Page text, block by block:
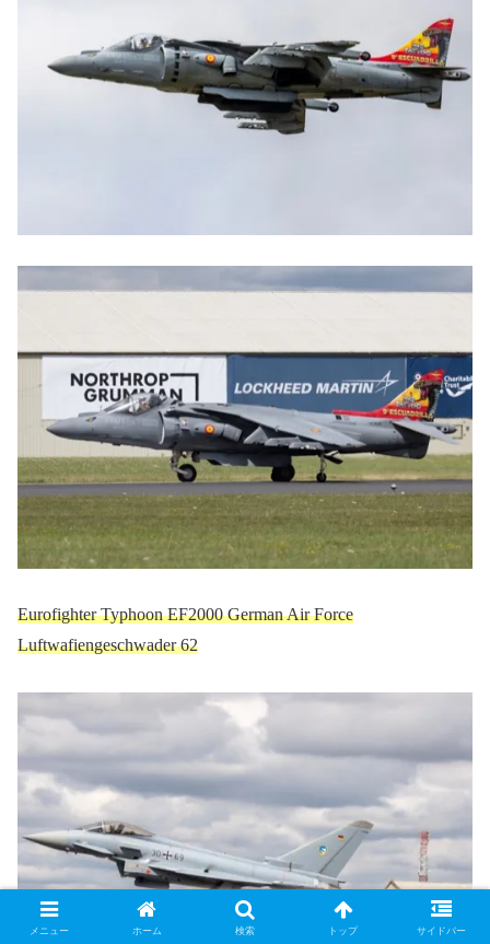
Eurofighter Typhoon EF2000 German Air Force
Luftwafiengeschwader 62
メニュー ホーム 検索 トップ サイドバー